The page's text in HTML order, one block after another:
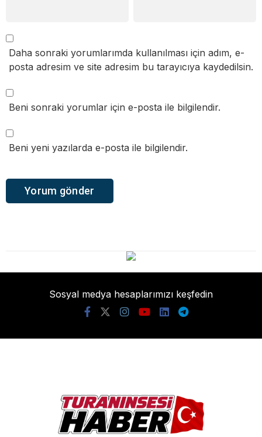
Daha sonraki yorumlarımda kullanılması için adım, e-
posta adresim ve site adresim bu tarayıcıya kaydedilsin.
Beni sonraki yorumlar için e-posta ile bilgilendir.
Beni yeni yazılarda e-posta ile bilgilendir.
Sosyal medya hesaplarımızı keşfedin